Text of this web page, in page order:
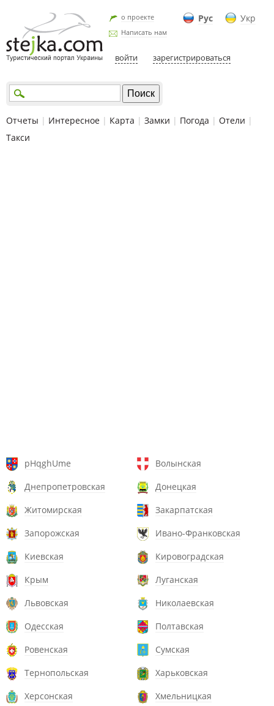
Рус Укр
о проекте
Написать нам
войти зарегистрироваться
Отчеты | Интересное | Карта | Замки | Погода | Отели |
Такси
pHqghUme
Волынская
Днепропетровская
Донецкая
Житомирская
Закарпатская
Запорожская
Ивано-Франковская
Киевская
Кировоградская
Крым
Луганская
Львовская
Николаевская
Одесская
Полтавская
Ровенская
Сумская
Тернопольская
Харьковская
Херсонская
Хмельницкая